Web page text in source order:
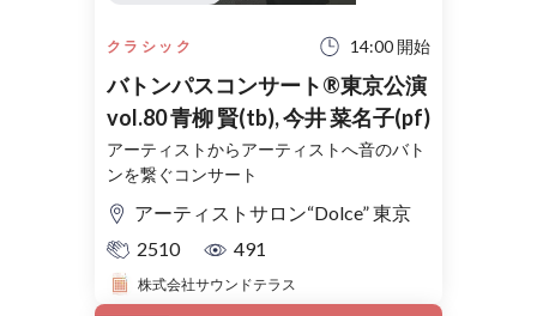
クラシック 14:00 開始
バトンパスコンサート®東京公演
vol.80 青柳 賢(tb), 今井 菜名子(pf)
アーティストからアーティストへ音のバト
ンを繋ぐコンサート
アーティストサロン“Dolce” 東京
2510
491
株式会社サウンドテラス